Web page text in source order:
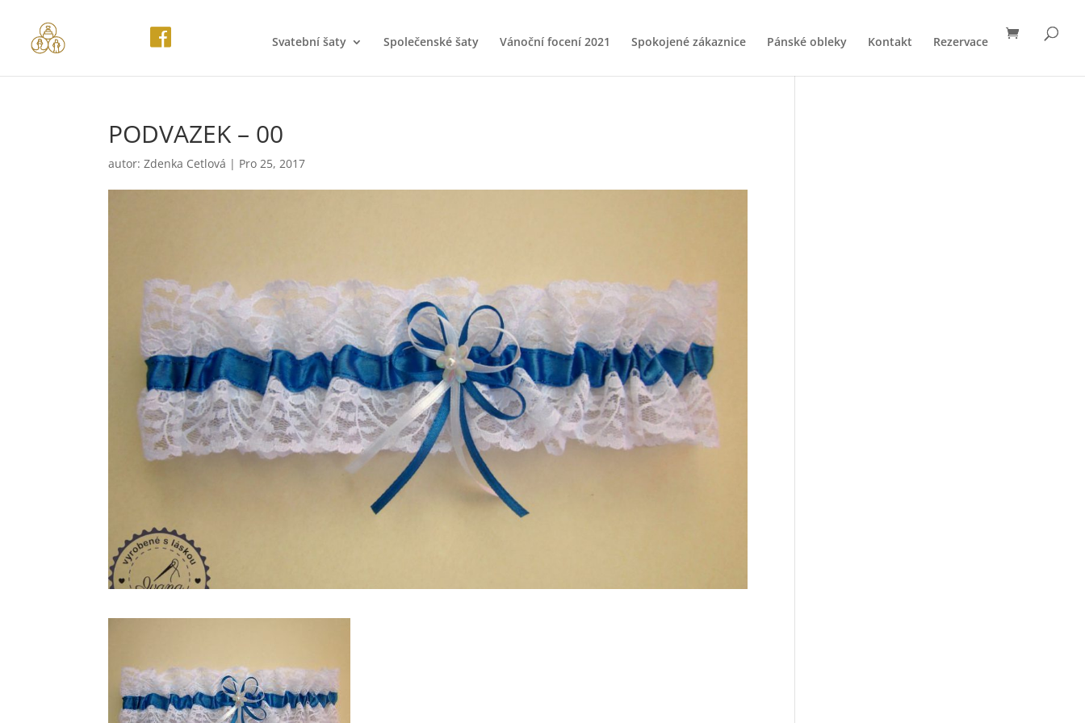
Svatební šaty Společenské šaty Vánoční focení 2021 Spokojené zákaznice Pánské obleky Kontakt Rezervace
PODVAZEK – 00
autor:Zdenka Cetlová | Pro 25, 2017